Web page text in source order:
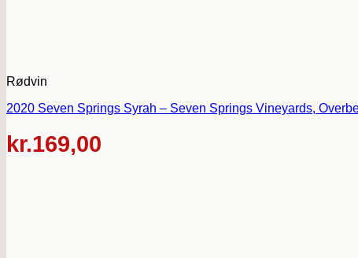
Rødvin
2020 Seven Springs Syrah – Seven Springs Vineyards,
kr.169,00